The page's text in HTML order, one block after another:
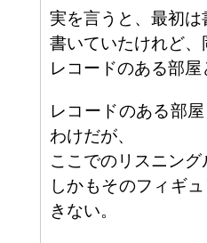
実を言うと、最初
書いていたけれど
レコードのある部
レコードのある部
わけだが、
ここでのリスニン
しかもそのフィギ
きない。